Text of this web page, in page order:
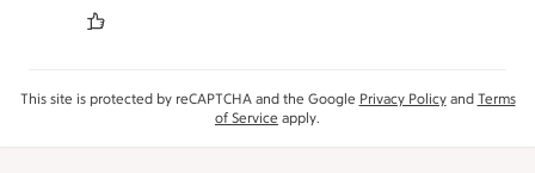
This site is protected by reCAPTCHA and the Google Privacy Policyand Terms
of Service apply.